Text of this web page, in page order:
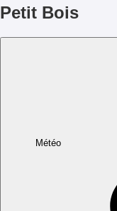
Petit Bois
Météo